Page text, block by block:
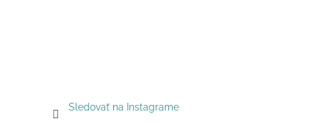
Sledovať na Instagrame